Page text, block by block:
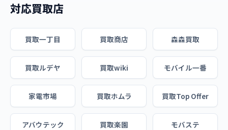
対応買取店
買取一丁目 買取商店 森森買取
買取ルデヤ 買取wiki モバイル一番
家電市場 買取ホムラ 買取Top Offer
アバウテック 買取楽園 モバステ